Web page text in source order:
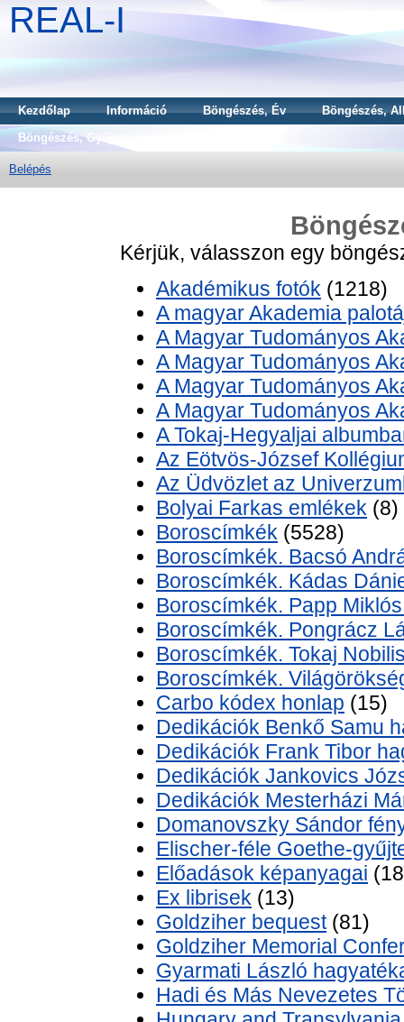
REAL-I
Kezdőlap Információ Böngészés, Év
Böngészés,
Böngészés, Gyűjtemény
Belépés
Kérjük, válasszon egy
Akadémikus fotók (1218)
A magyar Akademia
A Magyar Tudományos
A Magyar Tudományos
A Magyar Tudományos
A Magyar Tudományos
A Tokaj-Hegyaljai
Az Eötvös-József
Az Üdvözlet az
Bolyai Farkas emlékek (8)
Boroscímkék (5528)
Boroscímkék. Bacsó
Boroscímkék. Kádas
Boroscímkék. Papp
Boroscímkék. Pongrácz
Boroscímkék. Tokaj
Boroscímkék.
Carbo kódex honlap (15)
Dedikációk Benkő Samu
Dedikációk Frank Tibor
Dedikációk Jankovics
Dedikációk Mesterházi
Domanovszky Sándor
Elischer-féle Goethe-
Előadások képanyagai
Ex librisek (13)
Goldziher bequest(81)
Goldziher Memorial
Gyarmati László
Hadi és Más Nevezetes